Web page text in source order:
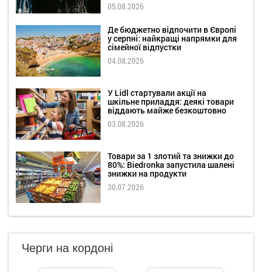
05.08.2026
Де бюджетно відпочити в Європі
у серпні: найкращі напрямки для
сімейної відпустки
04.08.2026
У Lidl стартували акції на
шкільне приладдя: деякі товари
віддають майже безкоштовно
03.08.2026
Товари за 1 злотий та знижки до
80%: Biedronka запустила шалені
знижки на продукти
30.07.2026
Черги на кордоні